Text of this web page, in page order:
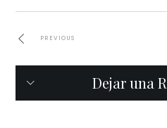
PREVIOUS
Dejar una